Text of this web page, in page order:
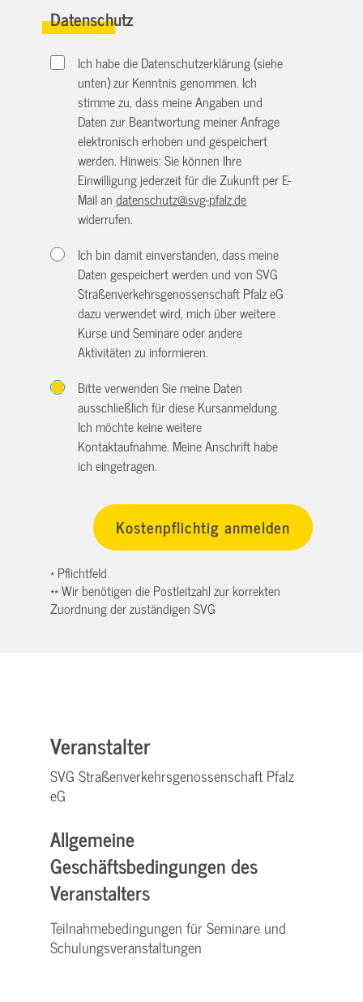
Datenschutz
Ich habe die Datenschutzerklärung (siehe
unten) zur Kenntnis genommen. Ich
stimme zu, dass meine Angaben und
Daten zur Beantwortung meiner Anfrage
elektronisch erhoben und gespeichert
werden. Hinweis: Sie können Ihre
Einwilligung jederzeit für die Zukunft per E-
Mail andatenschutz@svg-pfalz.de
widerrufen.
Ich bin damit einverstanden, dass meine
Daten gespeichert werden und von SVG
Straßenverkehrsgenossenschaft Pfalz eG
dazu verwendet wird, mich über weitere
Kurse und Seminare oder andere
Aktivitäten zu informieren.
Bitte verwenden Sie meine Daten
ausschließlich für diese Kursanmeldung.
Ich möchte keine weitere
Kontaktaufnahme. Meine Anschrift habe
ich eingetragen.
* Pflichtfeld
** Wir benötigen die Postleitzahl zur korrekten
Zuordnung der zuständigen SVG
Veranstalter
SVG Straßenverkehrsgenossenschaft Pfalz
eG
Allgemeine
Geschäftsbedingungen des
Veranstalters
Teilnahmebedingungen für Seminare und
Schulungsveranstaltungen